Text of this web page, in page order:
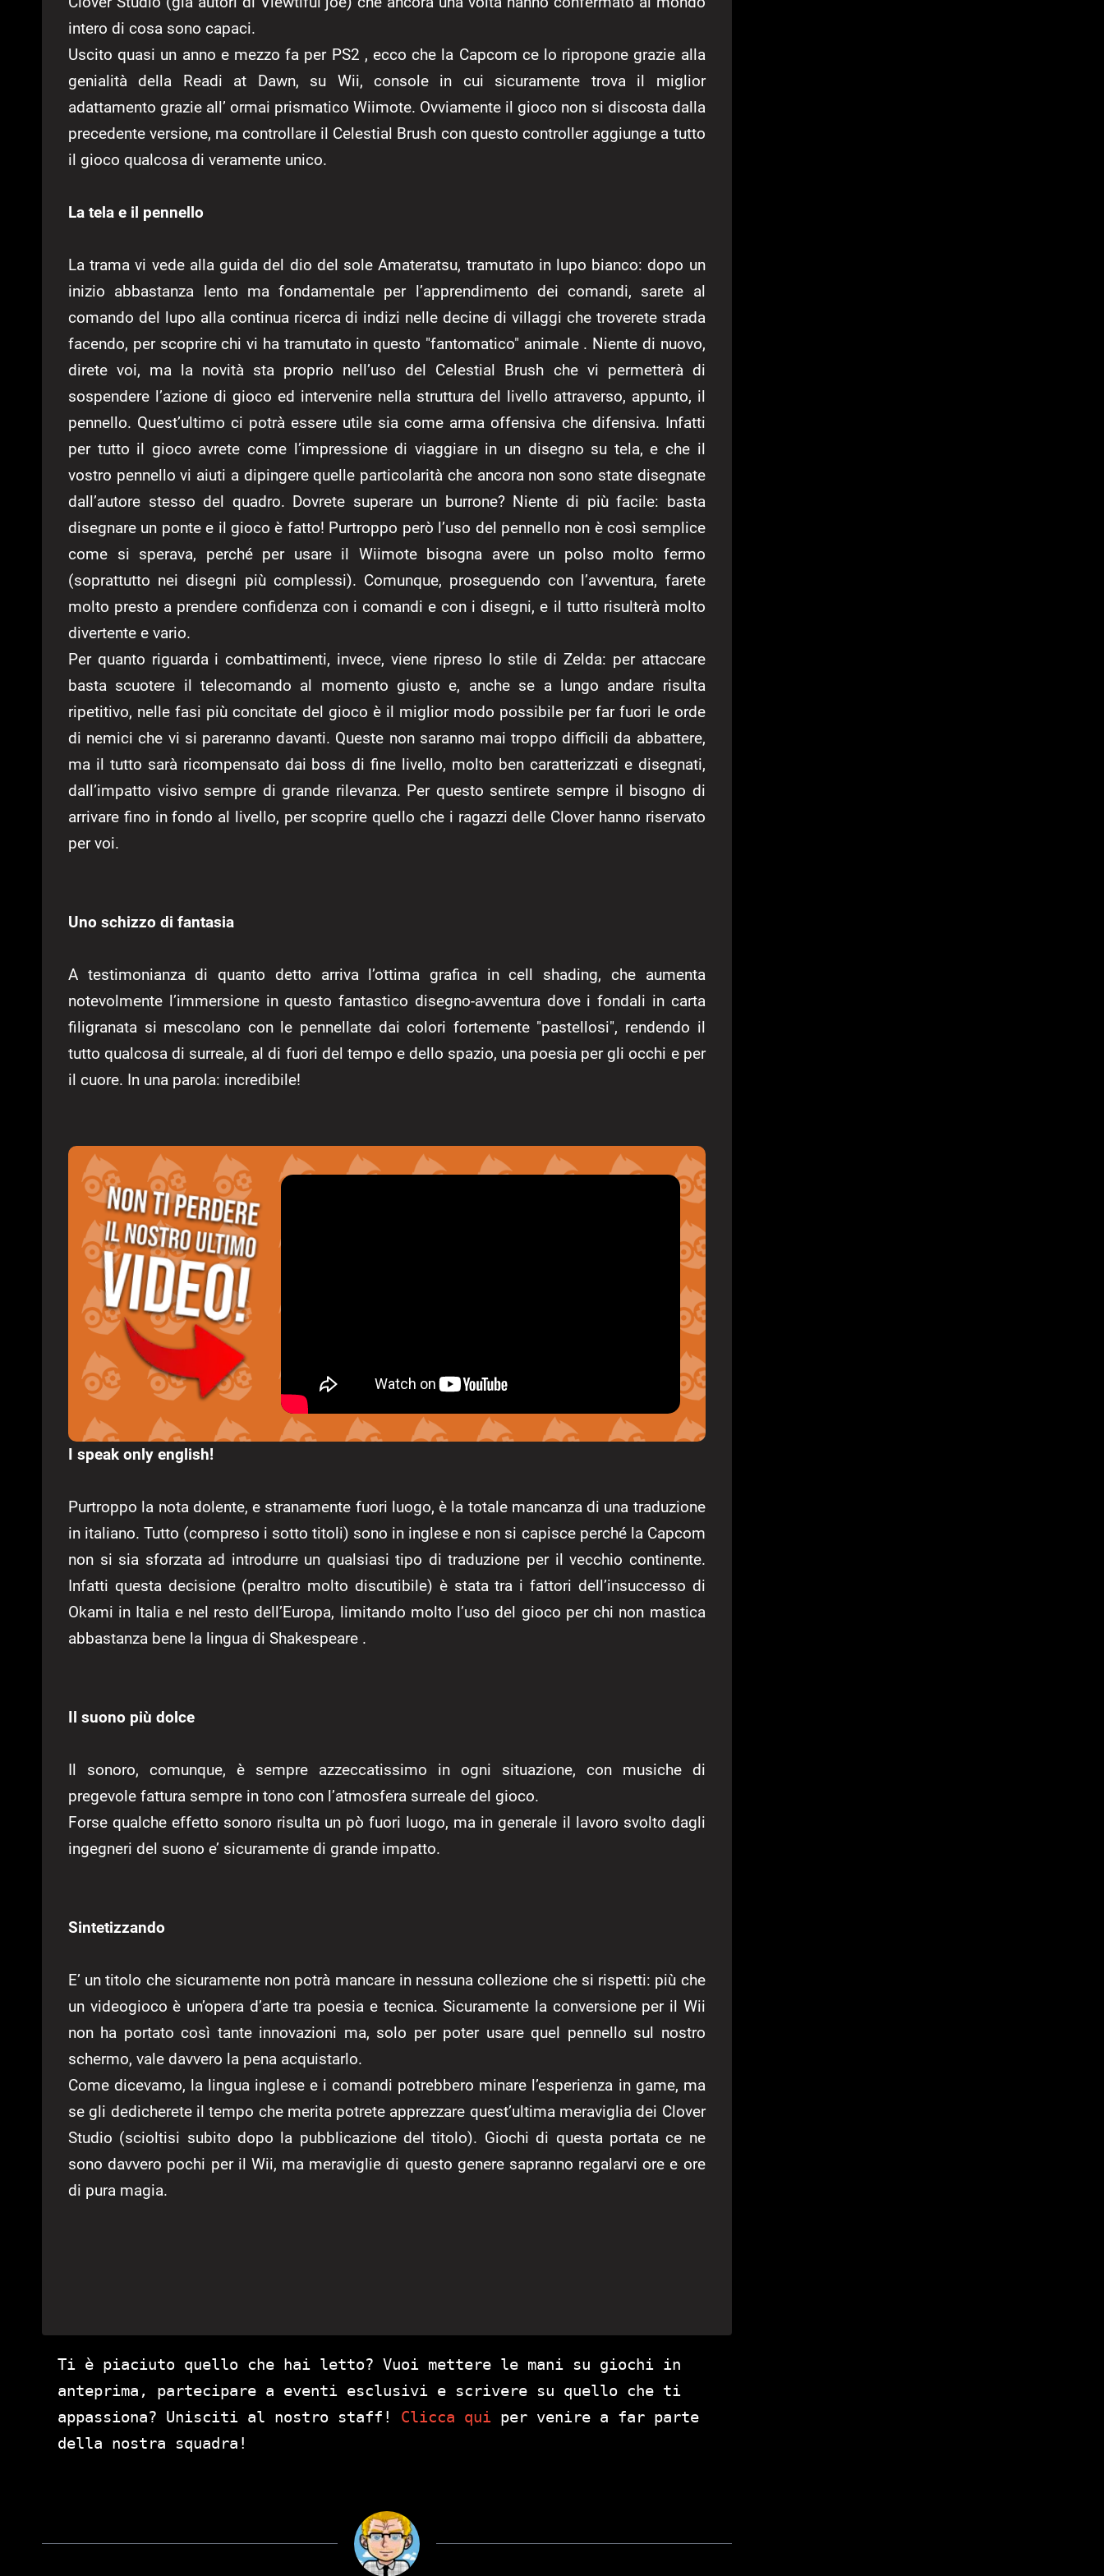
intero di cosa sono capaci.
Uscito quasi un anno e mezzo fa per PS2 , ecco che la Capcom ce lo ripropone grazie alla
genialità della Readi at Dawn, su Wii, console in cui sicuramente trova il miglior
adattamento grazie all’ ormai prismatico Wiimote. Ovviamente il gioco non si discosta dalla
precedente versione, ma controllare il Celestial Brush con questo controller aggiunge a tutto
il gioco qualcosa di veramente unico.
La tela e il pennello
La trama vi vede alla guida del dio del sole Amateratsu, tramutato in lupo bianco: dopo un
inizio abbastanza lento ma fondamentale per l’apprendimento dei comandi, sarete al
comando del lupo alla continua ricerca di indizi nelle decine di villaggi che troverete strada
facendo, per scoprire chi vi ha tramutato in questo "fantomatico" animale . Niente di nuovo,
direte voi, ma la novità sta proprio nell’uso del Celestial Brush che vi permetterà di
sospendere l’azione di gioco ed intervenire nella struttura del livello attraverso, appunto, il
pennello. Quest’ultimo ci potrà essere utile sia come arma offensiva che difensiva. Infatti
per tutto il gioco avrete come l’impressione di viaggiare in un disegno su tela, e che il
vostro pennello vi aiuti a dipingere quelle particolarità che ancora non sono state disegnate
dall’autore stesso del quadro. Dovrete superare un burrone? Niente di più facile: basta
disegnare un ponte e il gioco è fatto! Purtroppo però l’uso del pennello non è così semplice
come si sperava, perché per usare il Wiimote bisogna avere un polso molto fermo
(soprattutto nei disegni più complessi). Comunque, proseguendo con l’avventura, farete
molto presto a prendere confidenza con i comandi e con i disegni, e il tutto risulterà molto
divertente e vario.
Per quanto riguarda i combattimenti, invece, viene ripreso lo stile di Zelda: per attaccare
basta scuotere il telecomando al momento giusto e, anche se a lungo andare risulta
ripetitivo, nelle fasi più concitate del gioco è il miglior modo possibile per far fuori le orde
di nemici che vi si pareranno davanti. Queste non saranno mai troppo difficili da abbattere,
ma il tutto sarà ricompensato dai boss di fine livello, molto ben caratterizzati e disegnati,
dall’impatto visivo sempre di grande rilevanza. Per questo sentirete sempre il bisogno di
arrivare fino in fondo al livello, per scoprire quello che i ragazzi delle Clover hanno riservato
per voi.
Uno schizzo di fantasia
A testimonianza di quanto detto arriva l’ottima grafica in cell shading, che aumenta
notevolmente l’immersione in questo fantastico disegno-avventura dove i fondali in carta
filigranata si mescolano con le pennellate dai colori fortemente "pastellosi", rendendo il
tutto qualcosa di surreale, al di fuori del tempo e dello spazio, una poesia per gli occhi e per
il cuore. In una parola: incredibile!
I speak only english!
Purtroppo la nota dolente, e stranamente fuori luogo, è la totale mancanza di una traduzione
in italiano. Tutto (compreso i sotto titoli) sono in inglese e non si capisce perché la Capcom
non si sia sforzata ad introdurre un qualsiasi tipo di traduzione per il vecchio continente.
Infatti questa decisione (peraltro molto discutibile) è stata tra i fattori dell’insuccesso di
Okami in Italia e nel resto dell’Europa, limitando molto l’uso del gioco per chi non mastica
abbastanza bene la lingua di Shakespeare .
Il suono più dolce
Il sonoro, comunque, è sempre azzeccatissimo in ogni situazione, con musiche di
pregevole fattura sempre in tono con l’atmosfera surreale del gioco.
Forse qualche effetto sonoro risulta un pò fuori luogo, ma in generale il lavoro svolto dagli
ingegneri del suono e’ sicuramente di grande impatto.
Sintetizzando
E’ un titolo che sicuramente non potrà mancare in nessuna collezione che si rispetti: più che
un videogioco è un’opera d’arte tra poesia e tecnica. Sicuramente la conversione per il Wii
non ha portato così tante innovazioni ma, solo per poter usare quel pennello sul nostro
schermo, vale davvero la pena acquistarlo.
Come dicevamo, la lingua inglese e i comandi potrebbero minare l’esperienza in game, ma
se gli dedicherete il tempo che merita potrete apprezzare quest’ultima meraviglia dei Clover
Studio (scioltisi subito dopo la pubblicazione del titolo). Giochi di questa portata ce ne
sono davvero pochi per il Wii, ma meraviglie di questo genere sapranno regalarvi ore e ore
di pura magia.
Ti è piaciuto quello che hai letto? Vuoi mettere le mani su giochi in
anteprima, partecipare a eventi esclusivi e scrivere su quello che ti
appassiona? Unisciti al nostro staff! Clicca qui per venire a far parte
della nostra squadra!